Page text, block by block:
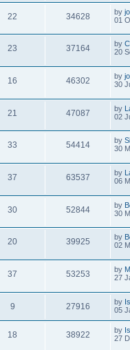
22 34628 by
01
23 37164 by
20
16 46302 by
30
21 47087 by
02
33 54414 by
30
37 63537 by
06
30 52844 by
30
20 39925 by
02
37 53253 by
27
9 27916 by
05
18 38922 by
27